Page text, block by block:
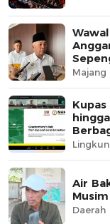
Majang
UNG
Air
Daerah